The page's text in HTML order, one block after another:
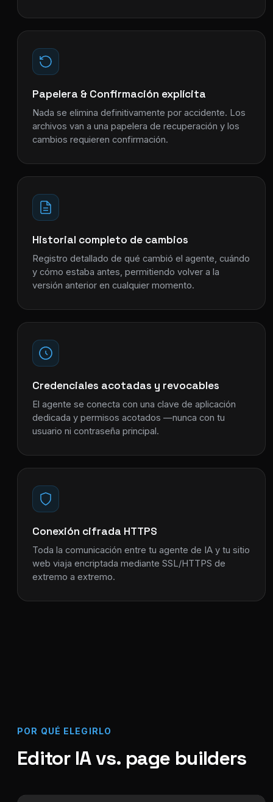
Papelera & Confirmación explícita
Nada se elimina definitivamente por accidente. Los
archivos van a una papelera de recuperación y los
cambios requieren confirmación.
Historial completo de cambios
Registro detallado de qué cambió el agente, cuándo
y cómo estaba antes, permitiendo volver a la
versión anterior en cualquier momento.
Credenciales acotadas y revocables
El agente se conecta con una clave de aplicación
dedicada y permisos acotados —nunca con tu
usuario ni contraseña principal.
Conexión cifrada HTTPS
Toda la comunicación entre tu agente de IA y tu sitio
web viaja encriptada mediante SSL/HTTPS de
extremo a extremo.
POR QUÉ ELEGIRLO
Editor IA vs. page builders